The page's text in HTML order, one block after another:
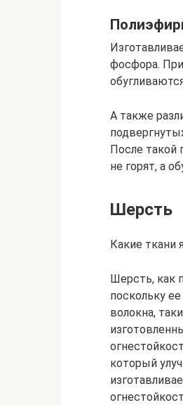
фосфора.
А также
После такой
не горят, а
Шерсть
Какие ткани
Шерсть, как
поскольку
волокна,
который